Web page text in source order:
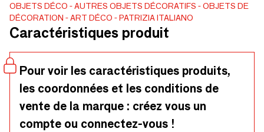
OBJETS DÉCO AUTRES OBJETS DÉCORATIFS
OBJETS DE
DÉCORATION
ART DÉCO PATRIZIA ITALIANO
Caractéristiques produit
Pour voir les caractéristiques produits,
les coordonnées et les conditions de
vente de la marque : créez vous un
compte ou connectez-vous !